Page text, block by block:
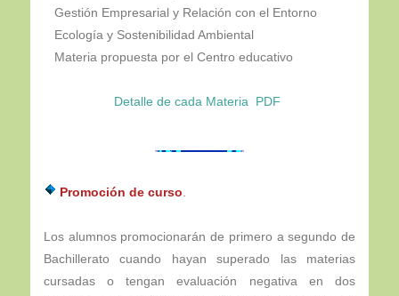
Gestión Empresarial y Relación con el Entorno
Ecología y Sostenibilidad Ambiental
Materia propuesta por el Centro educativo
Detalle de cada Materia PDF
Promoción de curso
Los alumnos promocionarán de primero a segundo de
Bachillerato cuando hayan superado las materias
cursadas o tengan evaluación negativa en dos